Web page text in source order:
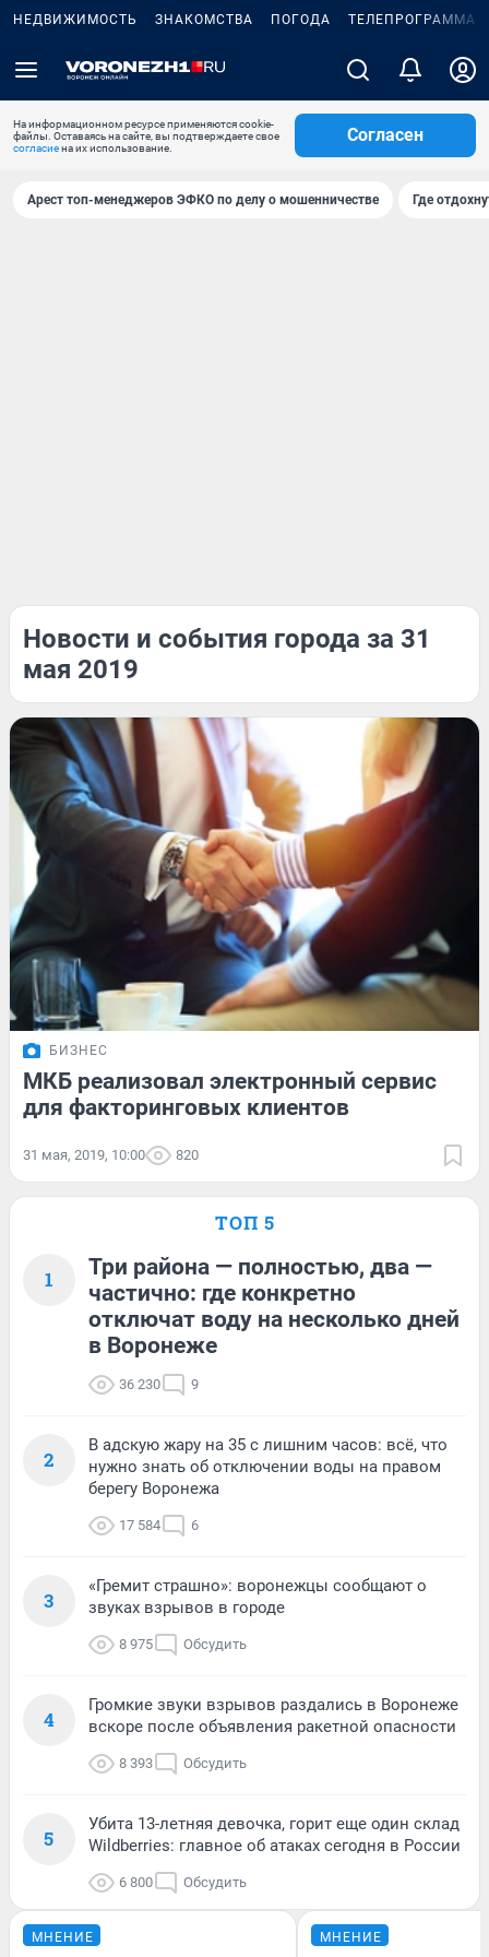
НЕДВИЖИМОСТЬ ЗНАКОМСТВА ПОГОДА ТЕЛЕПРОГРАММА
На информационном ресурсе применяются cookie-
файлы. Оставаясь на сайте, вы подтверждаете свое
согласиена их использование.
Согласен
Арест топ-менеджеров ЭФКО по делу о мошенничестве Где
Новости и события города за 31
мая 2019
БИЗНЕС
МКБ реализовал электронный сервис
для факторинговых клиентов
31 мая, 2019, 10:00 820
ТОП 5
1
Три района — полностью, два —
частично: где конкретно
отключат воду на несколько дней
в Воронеже
36 230 9
2
В адскую жару на 35 с лишним часов: всё, что
нужно знать об отключении воды на правом
берегу Воронежа
17 584 6
3
«Гремит страшно»: воронежцы сообщают о
звуках взрывов в городе
8 975 Обсудить
4
Громкие звуки взрывов раздались в Воронеже
вскоре после объявления ракетной опасности
8 393 Обсудить
5
Убита 13-летняя девочка, горит еще один склад
Wildberries: главное об атаках сегодня в России
6 800 Обсудить
МНЕНИЕ МНЕНИЕ